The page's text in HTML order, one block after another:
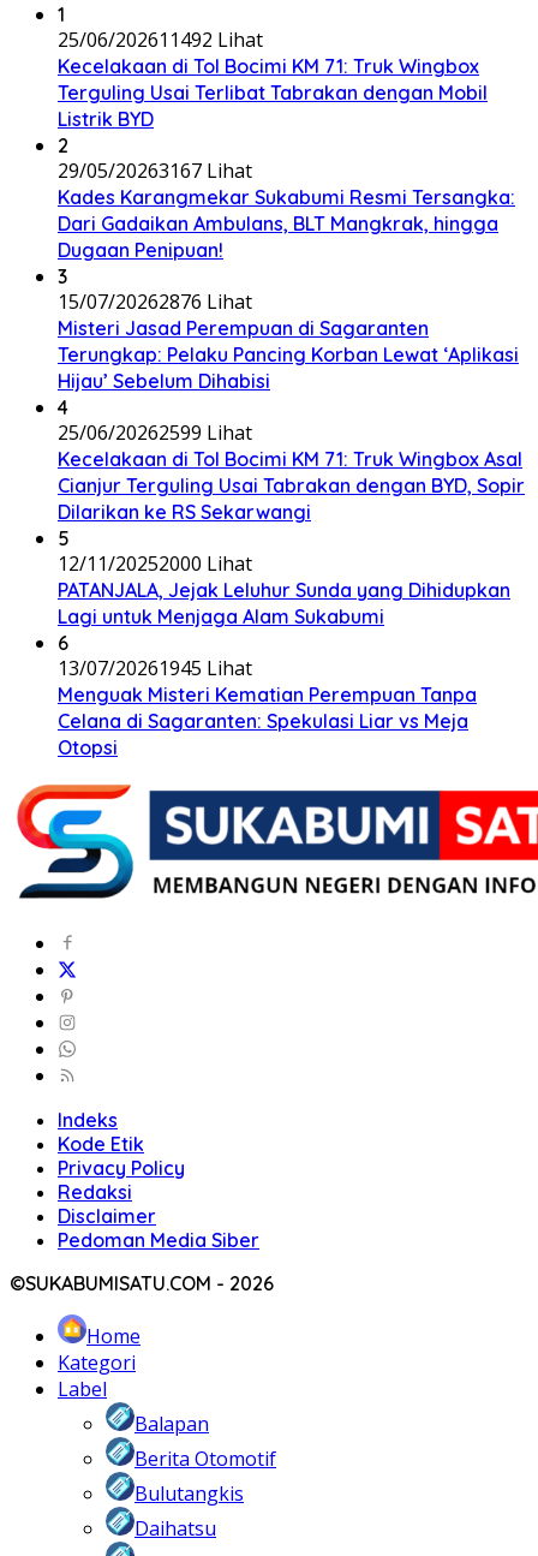
1
25/06/202611492 Lihat
Kecelakaan di Tol Bocimi KM 71: Truk Wingbox
Terguling Usai Terlibat Tabrakan dengan Mobil
Listrik BYD
2
29/05/20263167 Lihat
Kades Karangmekar Sukabumi Resmi Tersangka:
Dari Gadaikan Ambulans, BLT Mangkrak, hingga
Dugaan Penipuan!
3
15/07/20262876 Lihat
Misteri Jasad Perempuan di Sagaranten
Terungkap: Pelaku Pancing Korban Lewat ‘Aplikasi
Hijau’ Sebelum Dihabisi
4
25/06/20262599 Lihat
Kecelakaan di Tol Bocimi KM 71: Truk Wingbox Asal
Cianjur Terguling Usai Tabrakan dengan BYD, Sopir
Dilarikan ke RS Sekarwangi
5
12/11/20252000 Lihat
PATANJALA, Jejak Leluhur Sunda yang Dihidupkan
Lagi untuk Menjaga Alam Sukabumi
6
13/07/20261945 Lihat
Menguak Misteri Kematian Perempuan Tanpa
Celana di Sagaranten: Spekulasi Liar vs Meja
Otopsi
Indeks
Kode Etik
Privacy Policy
Redaksi
Disclaimer
Pedoman Media Siber
©SUKABUMISATU.COM - 2026
Home
Kategori
Label
Balapan
Berita Otomotif
Bulutangkis
Daihatsu